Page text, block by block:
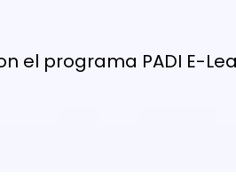
el programa PADI E-